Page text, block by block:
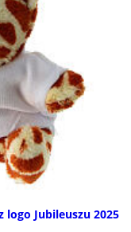
Jubileuszu 2025